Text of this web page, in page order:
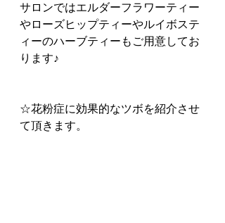
サロンではエルダーフラワーティー
やローズヒップティーやルイボステ
ィーのハーブティーもご用意してお
ります♪
☆花粉症に効果的なツボを紹介させ
て頂きます。